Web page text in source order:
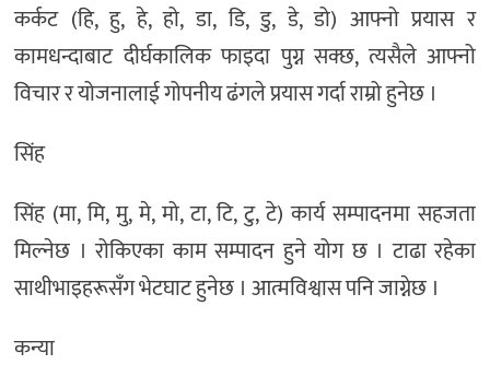
कर्कट (हि, हु, हे, हो, डा, डि, डु, डे, डो) आफ्नो प्रयास र
कामधन्दाबाट दीर्घकालिक फाइदा पुग्न सक्छ, त्यसैले आफ्नो
विचार र योजनालाई गोपनीय ढंगले प्रयास गर्दा राम्रो हुनेछ ।
सिंह
सिंह (मा, मि, मु, मे, मो, टा, टि, टु, टे) कार्य सम्पादनमा सहजता
मिल्नेछ । रोकिएका काम सम्पादन हुने योग छ । टाढा रहेका
साथीभाइहरूसँग भेटघाट हुनेछ । आत्मविश्वास पनि जाग्नेछ ।
कन्या